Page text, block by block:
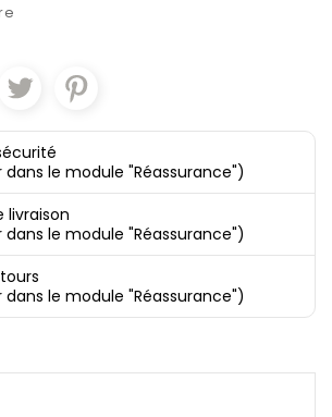
le module "Réassurance")
livraison
le module "Réassurance")
le module "Réassurance")